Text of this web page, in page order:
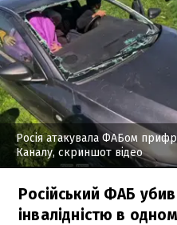
Росія атакувала ФАБом
Каналу, скриншот відео
Російський ФАБ
інвалідністю в